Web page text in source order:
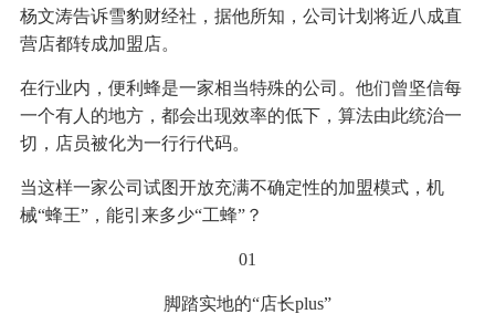
杨文涛告诉雪豹财经社，据他所知，公司计划将近八成直
营店都转成加盟店。
在行业内，便利蜂是一家相当特殊的公司。他们曾坚信每
一个有人的地方，都会出现效率的低下，算法由此统治一
切，店员被化为一行行代码。
当这样一家公司试图开放充满不确定性的加盟模式，机
械“蜂王”，能引来多少“工蜂”？
01
脚踏实地的“店长plus”